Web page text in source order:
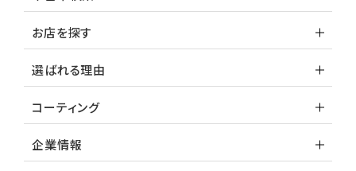
お店を探す
選ばれる理由
コーティング
企業情報